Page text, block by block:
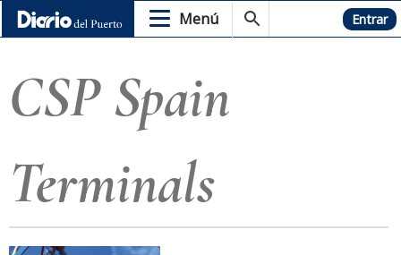
Menú Hemeroteca Entrar
CSP Spain
Terminals